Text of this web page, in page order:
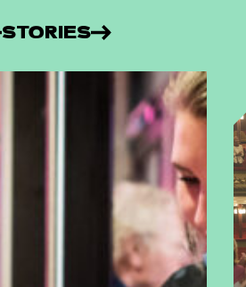
STORIES